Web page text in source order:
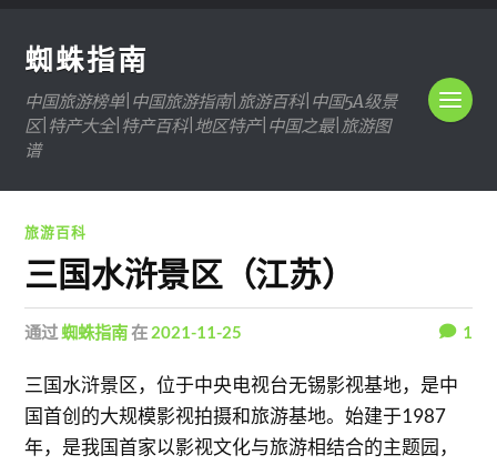
蜘蛛指南
中国旅游榜单|中国旅游指南|旅游百科|中国5A级景
区|特产大全|特产百科|地区特产|中国之最|旅游图
谱
旅游百科
三国水浒景区（江苏）
通过蜘蛛指南在 2021-11-25 1
三国水浒景区，位于中央电视台无锡影视基地，是中
国首创的大规模影视拍摄和旅游基地。始建于1987
年，是我国首家以影视文化与旅游相结合的主题园，